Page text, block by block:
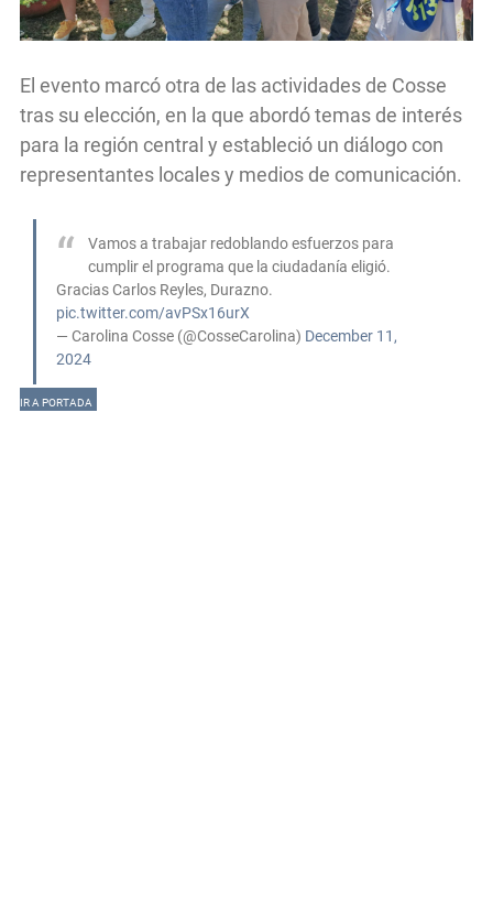
El evento marcó otra de las actividades de Cosse
tras su elección, en la que abordó temas de interés
para la región central y estableció un diálogo con
representantes locales y medios de comunicación.
Vamos a trabajar redoblando esfuerzos para
cumplir el programa que la ciudadanía eligió.
Gracias Carlos Reyles, Durazno.
pic.twitter.com/avPSx16urX
— Carolina Cosse (@CosseCarolina) December 11,
2024
IR A PORTADA